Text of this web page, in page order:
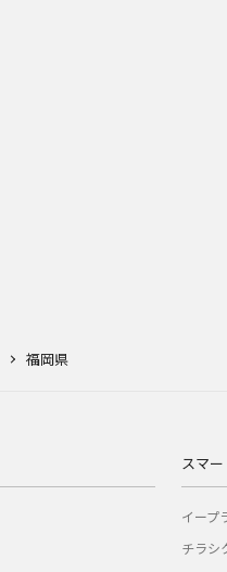
福岡県
スマ
イープ
チラシ